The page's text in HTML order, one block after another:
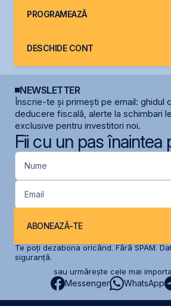
PROGRAMEAZĂ
DESCHIDE CONT
NEWSLETTER
Înscrie-te și primești pe email: ghidul
deducere fiscală, alerte la schimbari
exclusive pentru investitori noi.
Fii cu un pas înaintea
Nume
Email
ABONEAZĂ-TE
Te poți dezabona oricând. Fără SPAM.
siguranță.
sau urmărește cele mai
Messenger WhatsApp